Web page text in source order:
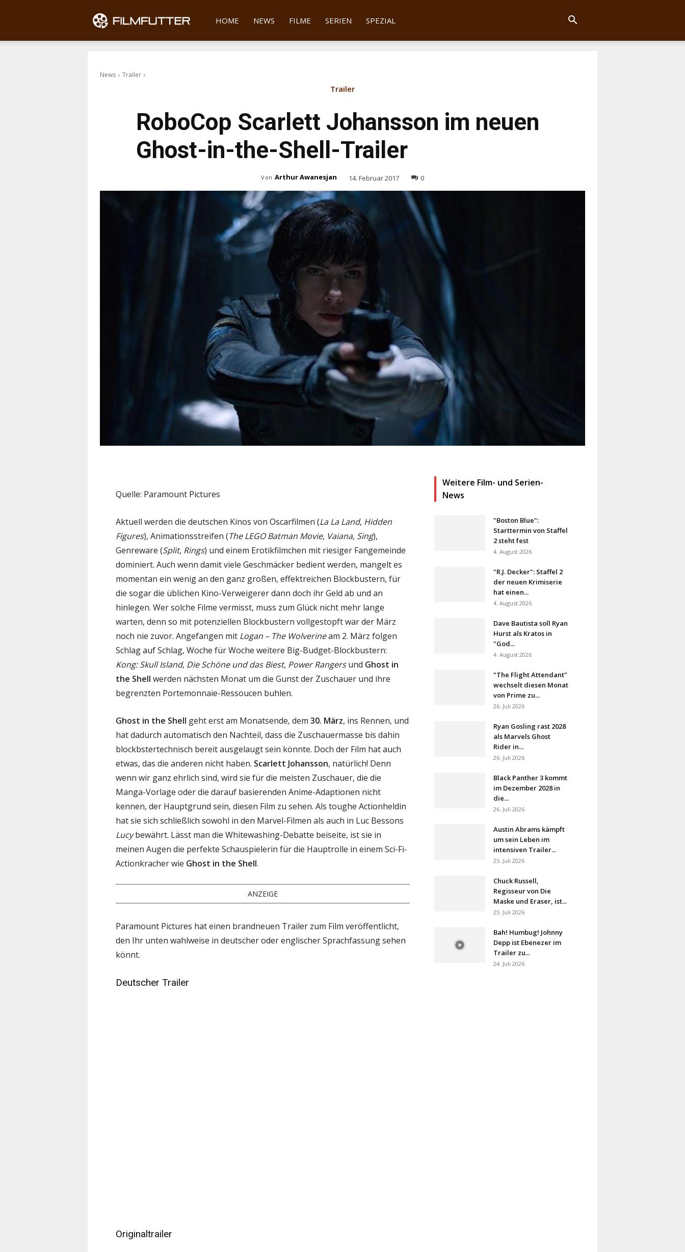
Filmfutter
HOME NEWS FILME SERIEN SPEZIAL
News Trailer
Trailer
RoboCop Scarlett Johansson im neuen
Ghost-in-the-Shell-Trailer
Von Arthur Awanesjan 14. Februar 2017 0
Quelle: Paramount Pictures
Aktuell werden die deutschen Kinos von Oscarfilmen (La La Land, Hidden
Figures), Animationsstreifen (The LEGO Batman Movie, Vaiana, Sing),
Genreware (Split, Rings) und einem Erotikfilmchen mit riesiger Fangemeinde
dominiert. Auch wenn damit viele Geschmäcker bedient werden, mangelt es
momentan ein wenig an den ganz großen, effektreichen Blockbustern, für
die sogar die üblichen Kino-Verweigerer dann doch ihr Geld ab und an
hinlegen. Wer solche Filme vermisst, muss zum Glück nicht mehr lange
warten, denn so mit potenziellen Blockbustern vollgestopft war der März
noch nie zuvor. Angefangen mit Logan – The Wolverineam 2. März folgen
Schlag auf Schlag, Woche für Woche weitere Big-Budget-Blockbustern:
Kong: Skull Island, Die Schöne und das Biest, Power Rangersund Ghost in
the Shell werden nächsten Monat um die Gunst der Zuschauer und ihre
begrenzten Portemonnaie-Ressoucen buhlen.
Ghost in the Shell geht erst am Monatsende, dem 30. März, ins Rennen, und
hat dadurch automatisch den Nachteil, dass die Zuschauermasse bis dahin
blockbstertechnisch bereit ausgelaugt sein könnte. Doch der Film hat auch
etwas, das die anderen nicht haben. Scarlett Johansson, natürlich! Denn
wenn wir ganz ehrlich sind, wird sie für die meisten Zuschauer, die die
Manga-Vorlage oder die darauf basierenden Anime-Adaptionen nicht
kennen, der Hauptgrund sein, diesen Film zu sehen. Als toughe Actionheldin
hat sie sich schließlich sowohl in den Marvel-Filmen als auch in Luc Bessons
Lucybewährt. Lässt man die Whitewashing-Debatte beiseite, ist sie in
meinen Augen die perfekte Schauspielerin für die Hauptrolle in einem Sci-Fi-
Actionkracher wie Ghost in the Shell.
ANZEIGE
Paramount Pictures hat einen brandneuen Trailer zum Film veröffentlicht,
den Ihr unten wahlweise in deutscher oder englischer Sprachfassung sehen
könnt.
Deutscher Trailer
Originaltrailer
Weitere Film- und Serien-
News
"Boston Blue":
Starttermin von Staffel
2 steht fest
4. August 2026
"R.J. Decker": Staffel 2
der neuen Krimiserie
hat einen...
4. August 2026
Dave Bautista soll Ryan
Hurst als Kratos in
"God...
4. August 2026
"The Flight Attendant"
wechselt diesen Monat
von Prime zu...
26. Juli 2026
Ryan Gosling rast 2028
als Marvels Ghost
Rider in...
26. Juli 2026
Black Panther 3 kommt
im Dezember 2028 in
die...
26. Juli 2026
Austin Abrams kämpft
um sein Leben im
intensiven Trailer...
25. Juli 2026
Chuck Russell,
Regisseur von Die
Maske und Eraser, ist...
25. Juli 2026
Bah! Humbug! Johnny
Depp ist Ebenezer im
Trailer zu...
24. Juli 2026